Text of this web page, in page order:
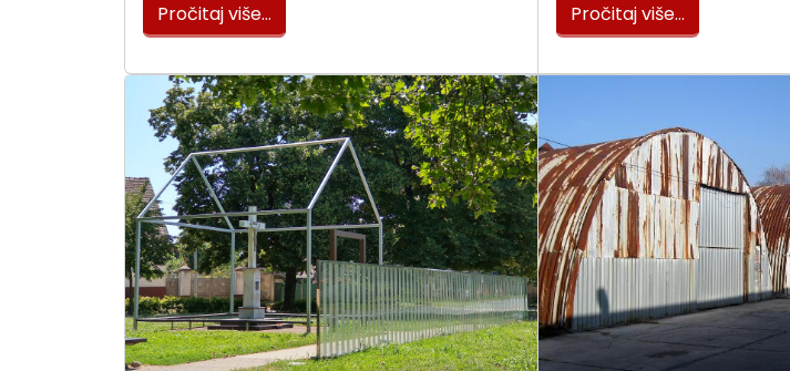
Pročitaj više… Pročitaj više…